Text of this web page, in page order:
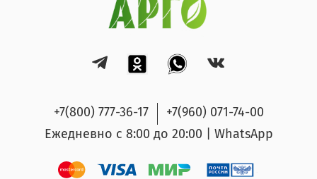
+7(800) 777-36-17
+7(960) 071-74-00
Ежедневно с 8:00 до 20:00 | WhatsApp